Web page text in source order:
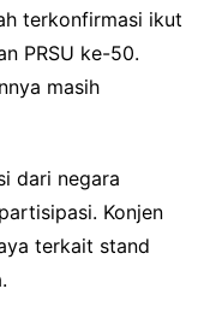
terkonfirmasi ikut
PRSU ke-50.
masih
dari negara
Konjen
terkait stand